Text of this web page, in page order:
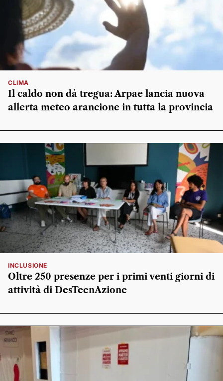
CLIMA
Il caldo non dà tregua: Arpae lancia nuova
allerta meteo arancione in tutta la provincia
INCLUSIONE
Oltre 250 presenze per i primi venti giorni di
attività di DesTeenAzione